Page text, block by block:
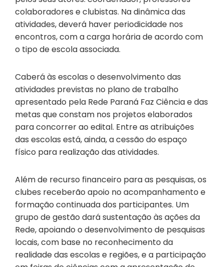
colaboradores e clubistas. Na dinâmica das
atividades, deverá haver periodicidade nos
encontros, com a carga horária de acordo com
o tipo de escola associada.
Caberá às escolas o desenvolvimento das
atividades previstas no plano de trabalho
apresentado pela Rede Paraná Faz Ciência e das
metas que constam nos projetos elaborados
para concorrer ao edital. Entre as atribuições
das escolas está, ainda, a cessão do espaço
físico para realização das atividades.
Além de recurso financeiro para as pesquisas, os
clubes receberão apoio no acompanhamento e
formação continuada dos participantes. Um
grupo de gestão dará sustentação às ações da
Rede, apoiando o desenvolvimento de pesquisas
locais, com base no reconhecimento da
realidade das escolas e regiões, e a participação